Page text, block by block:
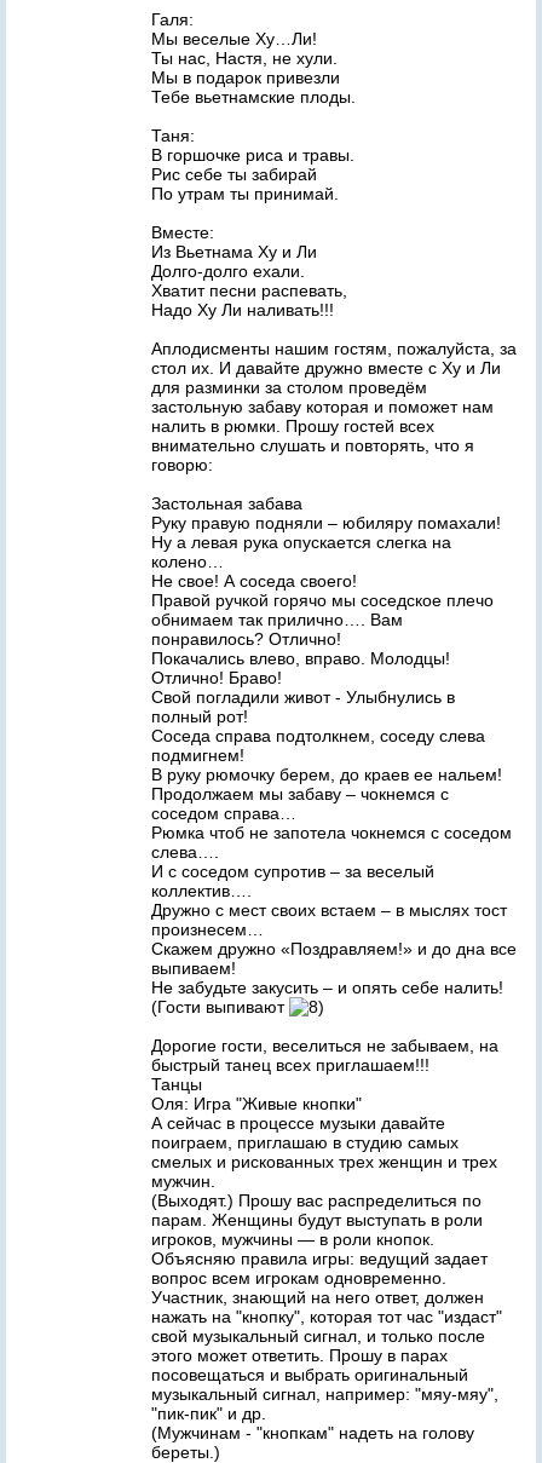
Галя:
Мы веселые Ху…Ли!
Ты нас, Настя, не хули.
Мы в подарок привезли
Тебе вьетнамские плоды.
Таня:
В горшочке риса и травы.
Рис себе ты забирай
По утрам ты принимай.
Вместе:
Из Вьетнама Ху и Ли
Долго-долго ехали.
Хватит песни распевать,
Надо Ху Ли наливать!!!
Аплодисменты нашим гостям, пожалуйста, за
стол их. И давайте дружно вместе с Ху и Ли
для разминки за столом проведём
застольную забаву которая и поможет нам
налить в рюмки. Прошу гостей всех
внимательно слушать и повторять, что я
говорю:
Застольная забава
Руку правую подняли – юбиляру помахали!
Ну а левая рука опускается слегка на
колено…
Не свое! А соседа своего!
Правой ручкой горячо мы соседское плечо
обнимаем так прилично…. Вам
понравилось? Отлично!
Покачались влево, вправо. Молодцы!
Отлично! Браво!
Свой погладили живот - Улыбнулись в
полный рот!
Соседа справа подтолкнем, соседу слева
подмигнем!
В руку рюмочку берем, до краев ее нальем!
Продолжаем мы забаву – чокнемся с
соседом справа…
Рюмка чтоб не запотела чокнемся с соседом
слева….
И с соседом супротив – за веселый
коллектив….
Дружно с мест своих встаем – в мыслях тост
произнесем…
Скажем дружно «Поздравляем!» и до дна все
выпиваем!
Не забудьте закусить – и опять себе налить!
(Гости выпивают
Дорогие гости, веселиться не забываем, на
быстрый танец всех приглашаем!!!
Танцы
Оля: Игра "Живые кнопки"
А сейчас в процессе музыки давайте
поиграем, приглашаю в студию самых
смелых и рискованных трех женщин и трех
мужчин.
(Выходят.) Прошу вас распределиться по
парам. Женщины будут выступать в роли
игроков, мужчины — в роли кнопок.
Объясняю правила игры: ведущий задает
вопрос всем игрокам одновременно.
Участник, знающий на него ответ, должен
нажать на "кнопку", которая тот час "издаст"
свой музыкальный сигнал, и только после
этого может ответить. Прошу в парах
посовещаться и выбрать оригинальный
музыкальный сигнал, например: "мяу-мяу",
"пик-пик" и др.
(Мужчинам - "кнопкам" надеть на голову
береты.)